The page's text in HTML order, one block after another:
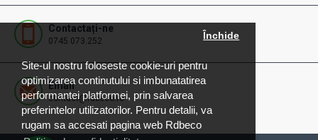
Site-ul nostru foloseste cookie-uri pentru
optimizarea continutului si imbunatatirea
performantei platformei, prin salvarea
preferintelor utilizatorilor. Pentru detalii, va
rugam sa accesati pagina web Rdbeco
Închide
Contactați-ne
0745.073.252
Email
contact@rdbeco.ro